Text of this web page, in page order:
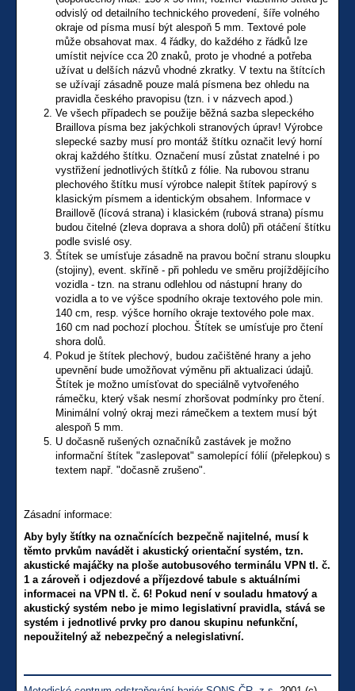
odvislý od detailního technického provedení, šíře volného
okraje od písma musí být alespoň 5 mm. Textové pole
může obsahovat max. 4 řádky, do každého z řádků lze
umístit nejvíce cca 20 znaků, proto je vhodné a potřeba
užívat u delších názvů vhodné zkratky. V textu na štítcích
se užívají zásadně pouze malá písmena bez ohledu na
pravidla českého pravopisu (tzn. i v názvech apod.)
Ve všech případech se použije běžná sazba slepeckého
Braillova písma bez jakýchkoli stranových úprav! Výrobce
slepecké sazby musí pro montáž štítku označit levý horní
okraj každého štítku. Označení musí zůstat znatelné i po
vystřižení jednotlivých štítků z fólie. Na rubovou stranu
plechového štítku musí výrobce nalepit štítek papírový s
klasickým písmem a identickým obsahem. Informace v
Braillově (lícová strana) i klasickém (rubová strana) písmu
budou čitelné (zleva doprava a shora dolů) při otáčení štítku
podle svislé osy.
Štítek se umísťuje zásadně na pravou boční stranu sloupku
(stojiny), event. skříně - při pohledu ve směru projíždějícího
vozidla - tzn. na stranu odlehlou od nástupní hrany do
vozidla a to ve výšce spodního okraje textového pole min.
140 cm, resp. výšce horního okraje textového pole max.
160 cm nad pochozí plochou. Štítek se umísťuje pro čtení
shora dolů.
Pokud je štítek plechový, budou začištěné hrany a jeho
upevnění bude umožňovat výměnu při aktualizaci údajů.
Štítek je možno umísťovat do speciálně vytvořeného
rámečku, který však nesmí zhoršovat podmínky pro čtení.
Minimální volný okraj mezi rámečkem a textem musí být
alespoň 5 mm.
U dočasně rušených označníků zastávek je možno
informační štítek "zaslepovat" samolepící fólií (přelepkou) s
textem např. "dočasně zrušeno".
Zásadní informace:
Aby byly štítky na označnících bezpečně najitelné, musí k
těmto prvkům navádět i akustický orientační systém, tzn.
akustické majáčky na ploše autobusového terminálu VPN tl. č.
1 a zároveň i odjezdové a příjezdové tabule s aktuálními
informacei na VPN tl. č. 6! Pokud není v souladu hmatový a
akustický systém nebo je mimo legislativní pravidla, stává se
systém i jednotlivé prvky pro danou skupinu nefunkční,
nepoužitelný až nebezpečný a nelegislativní.